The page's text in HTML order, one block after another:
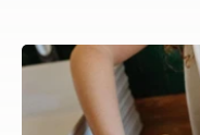
Toilettas
Unicorn
|